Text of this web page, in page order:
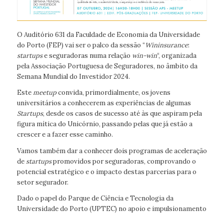
O Auditório 631 da Faculdade de Economia da Universidade
do Porto (FEP) vai ser o palco da sessão “Wininsurance:
startupse seguradoras numa relação win-win“, organizada
pela Associação Portuguesa de Seguradores, no âmbito da
Semana Mundial do Investidor 2024.
Estemeetupconvida, primordialmente, os jovens
universitários a conhecerem as experiências de algumas
Startups, desde os casos de sucesso até às que aspiram pela
figura mítica do Unicórnio, passando pelas que já estão a
crescer e a fazer esse caminho.
Vamos também dar a conhecer dois programas de aceleração
destartupspromovidos por seguradoras, comprovando o
potencial estratégico e o impacto destas parcerias para o
setor segurador.
Dado o papel do Parque de Ciência e Tecnologia da
Universidade do Porto (UPTEC) no apoio e impulsionamento